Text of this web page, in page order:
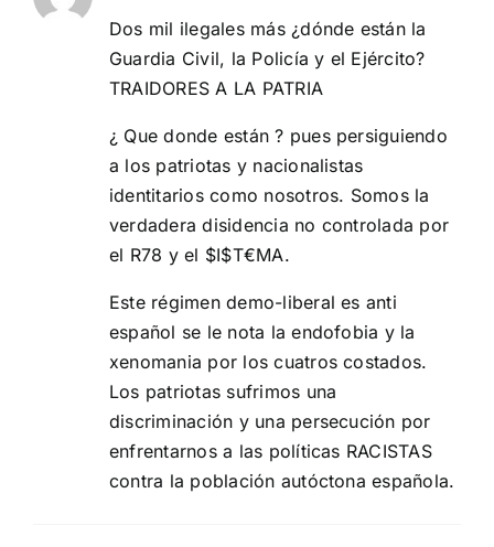
Dos mil ilegales más ¿dónde están la
Guardia Civil, la Policía y el Ejército?
TRAIDORES A LA PATRIA
¿ Que donde están ? pues persiguiendo
a los patriotas y nacionalistas
identitarios como nosotros. Somos la
verdadera disidencia no controlada por
el R78 y el $I$T€MA.
Este régimen demo-liberal es anti
español se le nota la endofobia y la
xenomania por los cuatros costados.
Los patriotas sufrimos una
discriminación y una persecución por
enfrentarnos a las políticas RACISTAS
contra la población autóctona española.